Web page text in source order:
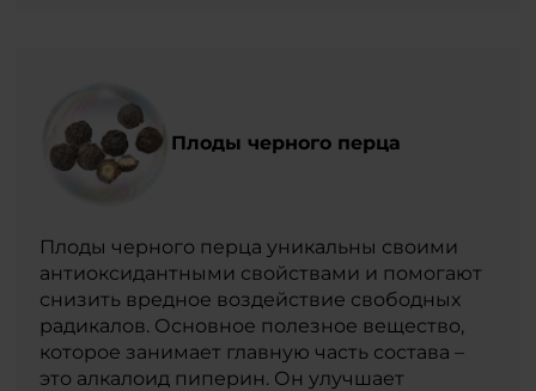
Плоды черного перца
Плоды черного перца уникальны своими
антиоксидантными свойствами и помогают
снизить вредное воздействие свободных
радикалов. Основное полезное вещество,
которое занимает главную часть состава –
это алкалоид пиперин. Он улучшает